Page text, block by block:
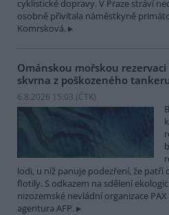
cyklistické dopravy. V Praze stráví
osobně přivítala náměstkyně
Komrsková.
Ománskou mořskou
skvrna z poškozeného tankeru
6.8.2026 15:03 (ČTK)
lodi, u níž panuje podezření, že patří
flotily. S odkazem na sdělení
nizozemské nevládní organizace
agentura AFP.